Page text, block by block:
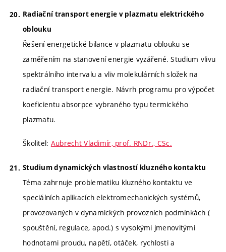
Radiační transport energie v plazmatu elektrického
oblouku
Řešení energetické bilance v plazmatu oblouku se
zaměřením na stanovení energie vyzářené. Studium vlivu
spektrálního intervalu a vliv molekulárních složek na
radiační transport energie. Návrh programu pro výpočet
koeficientu absorpce vybraného typu termického
plazmatu.
Školitel: Aubrecht Vladimír, prof. RNDr., CSc.
Studium dynamických vlastností kluzného kontaktu
Téma zahrnuje problematiku kluzného kontaktu ve
speciálních aplikacích elektromechanických systémů,
provozovaných v dynamických provozních podmínkách (
spouštění, regulace, apod.) s vysokými jmenovitými
hodnotami proudu, napětí, otáček, rychlosti a